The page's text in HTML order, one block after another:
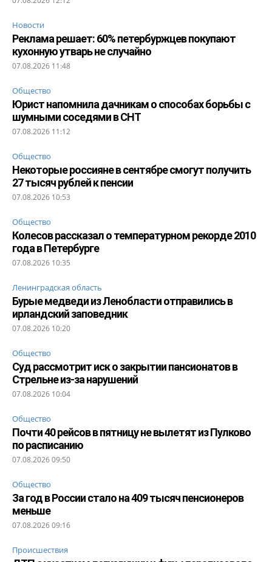
Новости
Реклама решает: 60% петербуржцев покупают
кухонную утварь не случайно
07.08.2026 11:48
Общество
Юрист напомнила дачникам о способах борьбы с
шумными соседями в СНТ
07.08.2026 11:12
Общество
Некоторые россияне в сентябре смогут получить
27 тысяч рублей к пенсии
07.08.2026 10:53
Общество
Колесов рассказал о температурном рекорде 2010
года в Петербурге
07.08.2026 10:35
Ленинградская область
Бурые медведи из Ленобласти отправились в
ирландский заповедник
07.08.2026 10:20
Общество
Суд рассмотрит иск о закрытии пансионатов в
Стрельне из-за нарушений
07.08.2026 10:04
Общество
Почти 40 рейсов в пятницу не вылетят из Пулково
по расписанию
07.08.2026 09:50
Общество
За год в России стало на 409 тысяч пенсионеров
меньше
07.08.2026 09:16
Происшествия